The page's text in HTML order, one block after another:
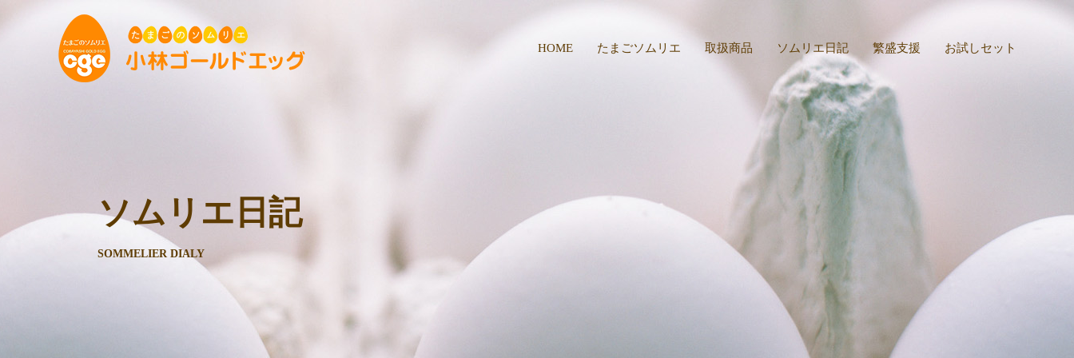
HOME たまごソムリエ 取扱商品 ソムリエ日記 繁盛支援 お試しセット
ソムリエ日記
SOMMELIER DIALY